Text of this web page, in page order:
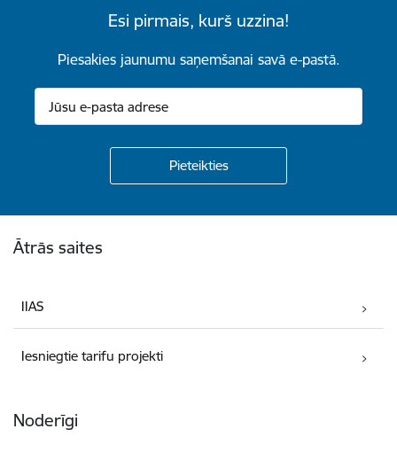
Esi pirmais, kurš uzzina!
Piesakies jaunumu saņemšanai savā e-pastā.
Ātrās saites
IIAS
Iesniegtie tarifu projekti
Noderīgi